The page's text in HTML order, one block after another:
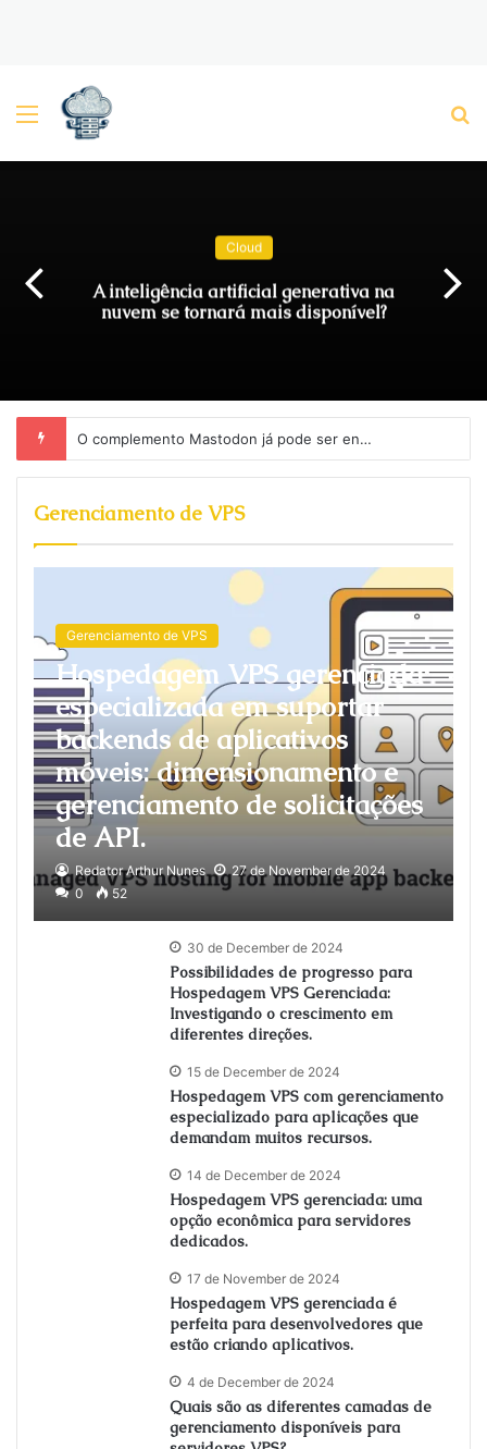
Menu
Cloud
A inteligência artificial generativa na
nuvem se tornará mais disponível?
O complemento Mastodon já pode ser encontrado no Steampipe Hub.
Gerenciamento de VPS
Gerenciamento de VPS
Hospedagem VPS gerenciada
especializada em suportar
backends de aplicativos
móveis: dimensionamento e
gerenciamento de solicitações
de API.
Redator Arthur Nunes
27 de November de 2024
0
52
30 de December de 2024
Possibilidades de progresso para
Hospedagem VPS Gerenciada:
Investigando o crescimento em
diferentes direções.
15 de December de 2024
Hospedagem VPS com gerenciamento
especializado para aplicações que
demandam muitos recursos.
14 de December de 2024
Hospedagem VPS gerenciada: uma
opção econômica para servidores
dedicados.
17 de November de 2024
Hospedagem VPS gerenciada é
perfeita para desenvolvedores que
estão criando aplicativos.
4 de December de 2024
Quais são as diferentes camadas de
gerenciamento disponíveis para